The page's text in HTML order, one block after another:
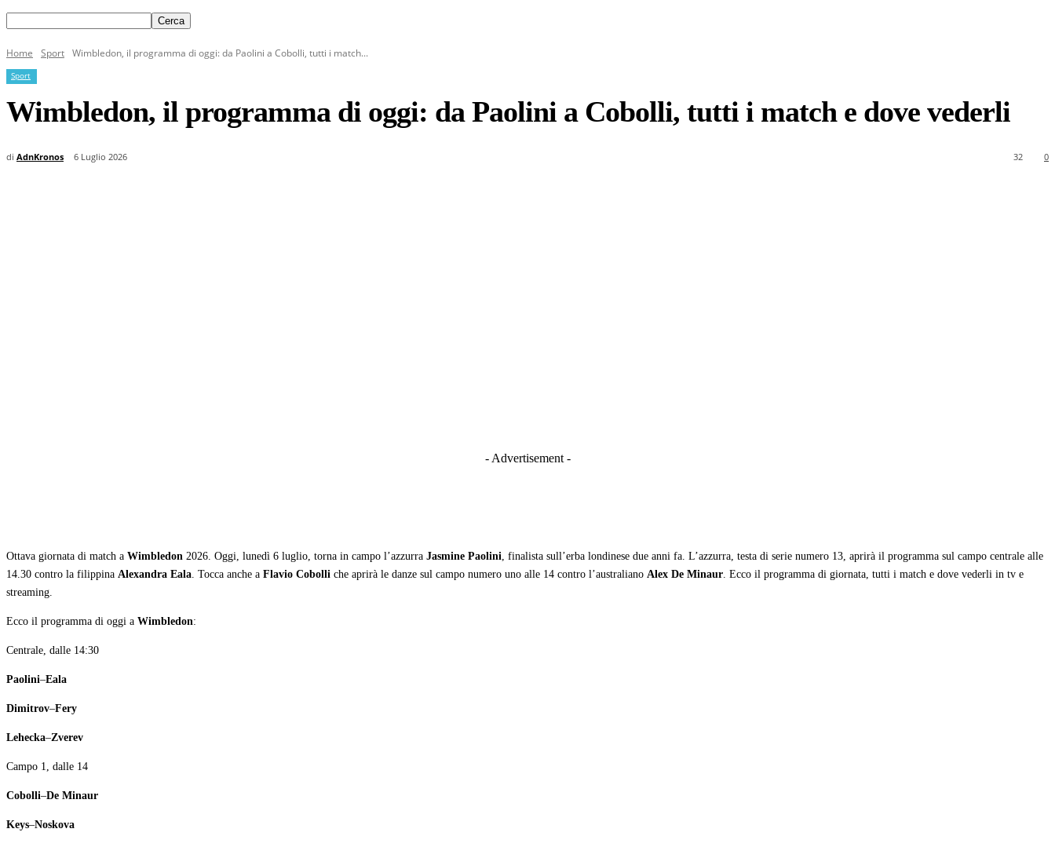
Home Sport Wimbledon, il programma di oggi: da Paolini a Cobolli, tutti i match...
Sport
Wimbledon, il programma di oggi: da Paolini a Cobolli, tutti i match e dove vederli
di AdnKronos 6 Luglio 2026 0
32
- Advertisement -
Ottava giornata di match a Wimbledon 2026. Oggi, lunedì 6 luglio, torna in campo l’azzurra Jasmine Paolini, finalista sull’erba londinese due anni fa. L’azzurra, testa di serie numero 13, aprirà il programma sul campo centrale alle
14.30 contro la filippina Alexandra Eala. Tocca anche a Flavio Cobolli che aprirà le danze sul campo numero uno alle 14 contro l’australiano Alex De Minaur. Ecco il programma di giornata, tutti i match e dove vederli in tv e
streaming.
Ecco il programma di oggi a Wimbledon:
Centrale, dalle 14:30
Paolini–Eala
Dimitrov–Fery
Lehecka–Zverev
Campo 1, dalle 14
Cobolli–De Minaur
Keys–Noskova